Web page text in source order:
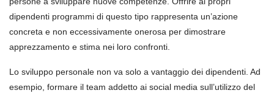
dipendenti programmi di questo tipo rappresenta un’azione
concreta e non eccessivamente onerosa per dimostrare
apprezzamento e stima nei loro confronti.
Lo sviluppo personale non va solo a vantaggio dei dipendenti. Ad
esempio, formare il team addetto ai social media sull’utilizzo del